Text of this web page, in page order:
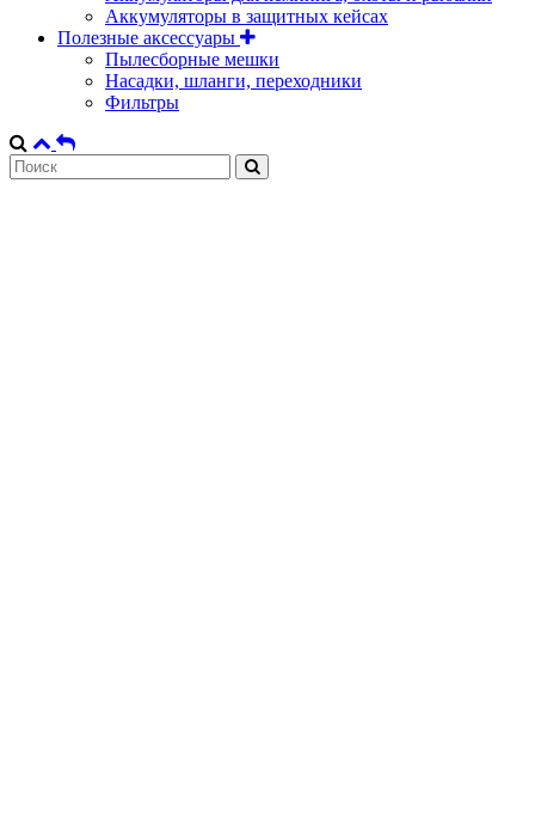
Аккумуляторы в защитных кейсах
Полезные аксессуары
Пылесборные мешки
Насадки, шланги, переходники
Фильтры